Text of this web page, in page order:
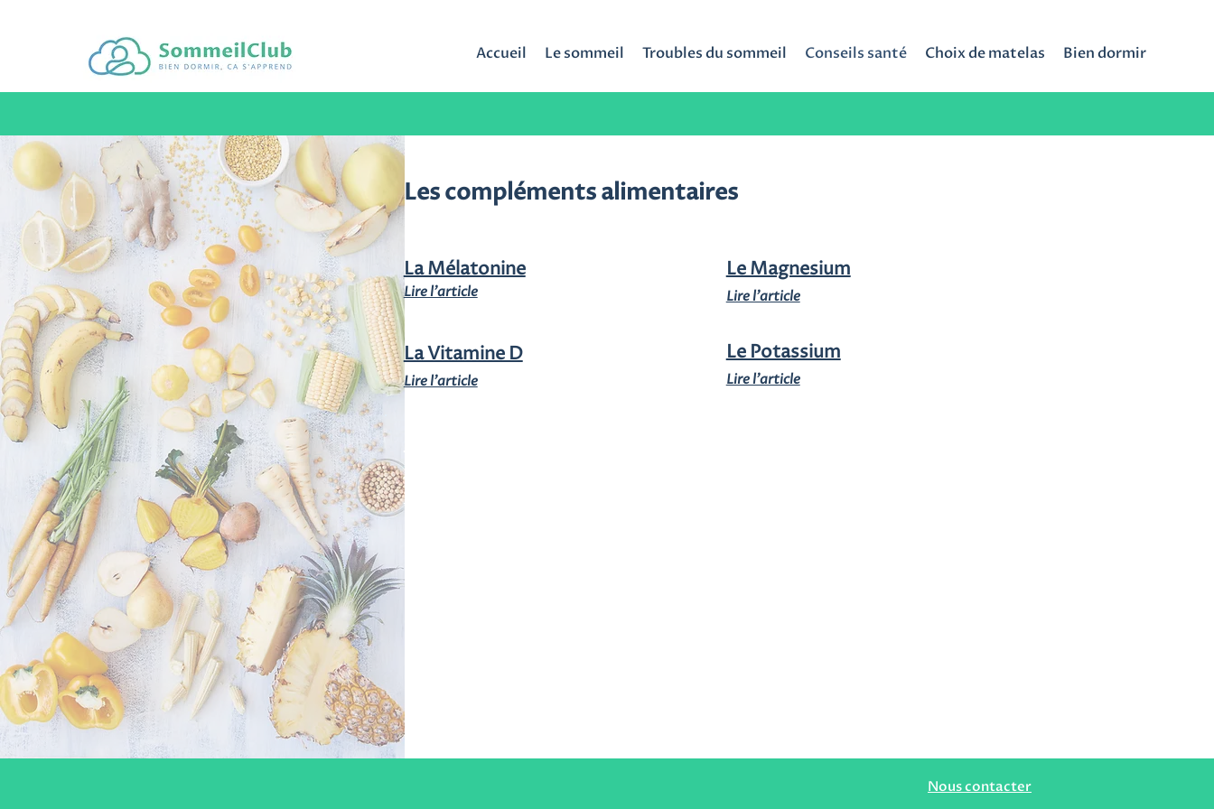
Accueil Le sommeil Troubles du sommeil Conseils santé Choix de matelas Bien dormir
Les compléments alimentaires
La Mélatonine
Lire l'article
Le Magnesium
Lire l'article
La Vitamine D
Lire l'article
Le Potassium
Lire l'article
Notre étude comparative des compléments alimentaires pour
vous aider à mieux dormir
Lire l'article
Nous contacter